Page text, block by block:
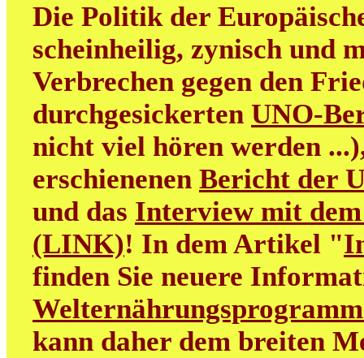
Die Politik der
scheinheilig, zynisch und
Verbrechen gegen den
durchgesickerten UNO-
nicht viel hören werden
erschienenen Bericht der
und das Interview mit
(LINK)! In dem Artikel "
finden Sie neuere
kann daher dem breiten